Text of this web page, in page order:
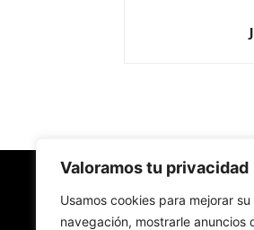
Valoramos tu privacidad
Usamos cookies para mejorar
navegación, mostrarle anuncios
Redes